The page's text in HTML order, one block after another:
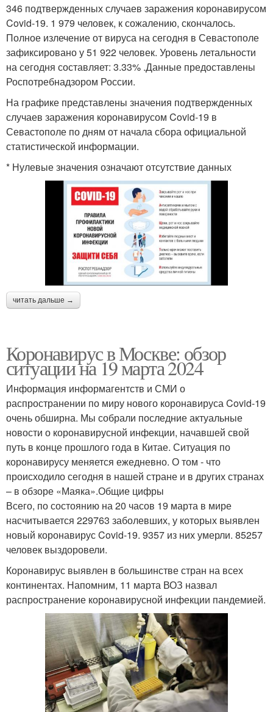
346 подтвержденных случаев заражения коронавирусом
Covid-19. 1 979 человек, к сожалению, скончалось.
Полное излечение от вируса на сегодня в Севастополе
зафиксировано у 51 922 человек. Уровень летальности
на сегодня составляет: 3.33% .Данные предоставлены
Роспотребнадзором России.
На графике представлены значения подтвержденных
случаев заражения коронавирусом Covid-19 в
Севастополе по дням от начала сбора официальной
статистической информации.
* Нулевые значения означают отсутствие данных
читать дальше →
Коронавирус в Москве: обзор
ситуации на 19 марта 2024
Информация информагентств и СМИ о
распространении по миру нового коронавируса Covid-19
очень обширна. Мы собрали последние актуальные
новости о коронавирусной инфекции, начавшей свой
путь в конце прошлого года в Китае. Ситуация по
коронавирусу меняется ежедневно. О том - что
происходило сегодня в нашей стране и в других странах
– в обзоре «Маяка».Общие цифры
Всего, по состоянию на 20 часов 19 марта в мире
насчитывается 229763 заболевших, у которых выявлен
новый коронавирус Covid-19. 9357 из них умерли. 85257
человек выздоровели.
Коронавирус выявлен в большинстве стран на всех
континентах. Напомним, 11 марта ВОЗ назвал
распространение коронавирусной инфекции пандемией.